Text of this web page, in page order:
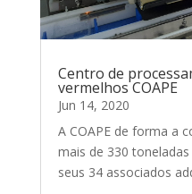
Centro de
vermelhos COAPE
Jun 14, 2020
A COAPE de forma a
mais de 330
seus 34 associados